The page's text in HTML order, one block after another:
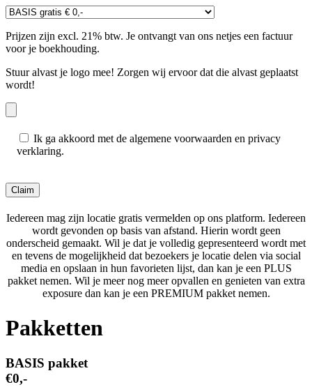
Prijzen zijn excl. 21% btw. Je ontvangt van ons netjes een factuur
voor je boekhouding.
Stuur alvast je logo mee! Zorgen wij ervoor dat die alvast geplaatst
wordt!
Ik ga akkoord met de algemene voorwaarden en privacy
verklaring.
Iedereen mag zijn locatie gratis vermelden op ons platform. Iedereen
wordt gevonden op basis van afstand. Hierin wordt geen
onderscheid gemaakt. Wil je dat je volledig gepresenteerd wordt met
en tevens de mogelijkheid dat bezoekers je locatie delen via social
media en opslaan in hun favorieten lijst, dan kan je een PLUS
pakket nemen. Wil je meer nog meer opvallen en genieten van extra
exposure dan kan je een PREMIUM pakket nemen.
Pakketten
BASIS pakket
€0,-